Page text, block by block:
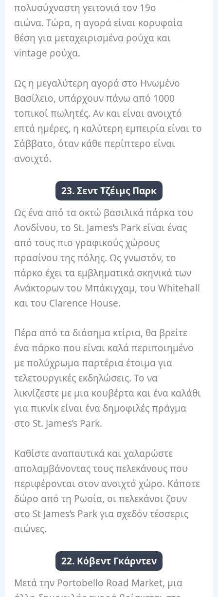
πολυσύχναστη γειτονιά τον 19ο
αιώνα. Τώρα, η αγορά είναι κορυφαία
θέση για μεταχειρισμένα ρούχα και
vintage ρούχα.
Ως η μεγαλύτερη αγορά στο Ηνωμένο
Βασίλειο, υπάρχουν πάνω από 1000
τοπικοί πωλητές. Αν και είναι ανοιχτό
επτά ημέρες, η καλύτερη εμπειρία είναι το
Σάββατο, όταν κάθε περίπτερο είναι
ανοιχτό.
23. Σεντ Τζέιμς Παρκ
Ως ένα από τα οκτώ βασιλικά πάρκα του
Λονδίνου, το St. James’s Park είναι ένας
από τους πιο γραφικούς χώρους
πρασίνου της πόλης. Ως γνωστόν, το
πάρκο έχει τα εμβληματικά σκηνικά των
Ανάκτορων του Μπάκιγχαμ, του Whitehall
και του Clarence House.
Πέρα από τα διάσημα κτίρια, θα βρείτε
ένα πάρκο που είναι καλά περιποιημένο
με πολύχρωμα παρτέρια έτοιμα για
τελετουργικές εκδηλώσεις. Το να
λικνίζεστε με μια κουβέρτα και ένα καλάθι
για πικνίκ είναι ένα δημοφιλές πράγμα
στο St. James’s Park.
Καθίστε αναπαυτικά και χαλαρώστε
απολαμβάνοντας τους πελεκάνους που
περιφέρονται στον ανοιχτό χώρο. Κάποτε
δώρο από τη Ρωσία, οι πελεκάνοι ζουν
στο St James’s Park για σχεδόν τέσσερις
αιώνες.
22. Κόβεντ Γκάρντεν
Μετά την Portobello Road Market, μια